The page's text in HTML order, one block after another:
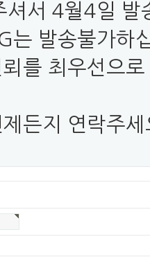
서 4월4일 발
는 발송불가하
를 최우선으
든지 연락주